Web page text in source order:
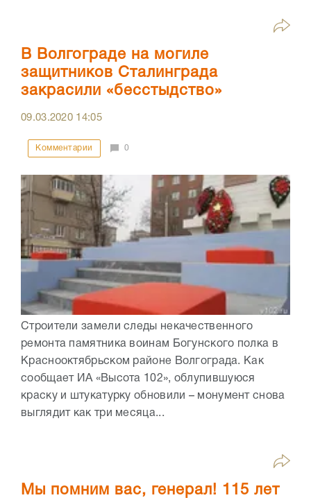
В Волгограде на могиле
защитников Сталинграда
закрасили «бесстыдство»
09.03.2020 14:05
Комментарии 0
Строители замели следы некачественного
ремонта памятника воинам Богунского полка в
Краснооктябрьском районе Волгограда. Как
сообщает ИА «Высота 102», облупившуюся
краску и штукатурку обновили – монумент снова
выглядит как три месяца...
Мы помним вас, генерал! 115 лет